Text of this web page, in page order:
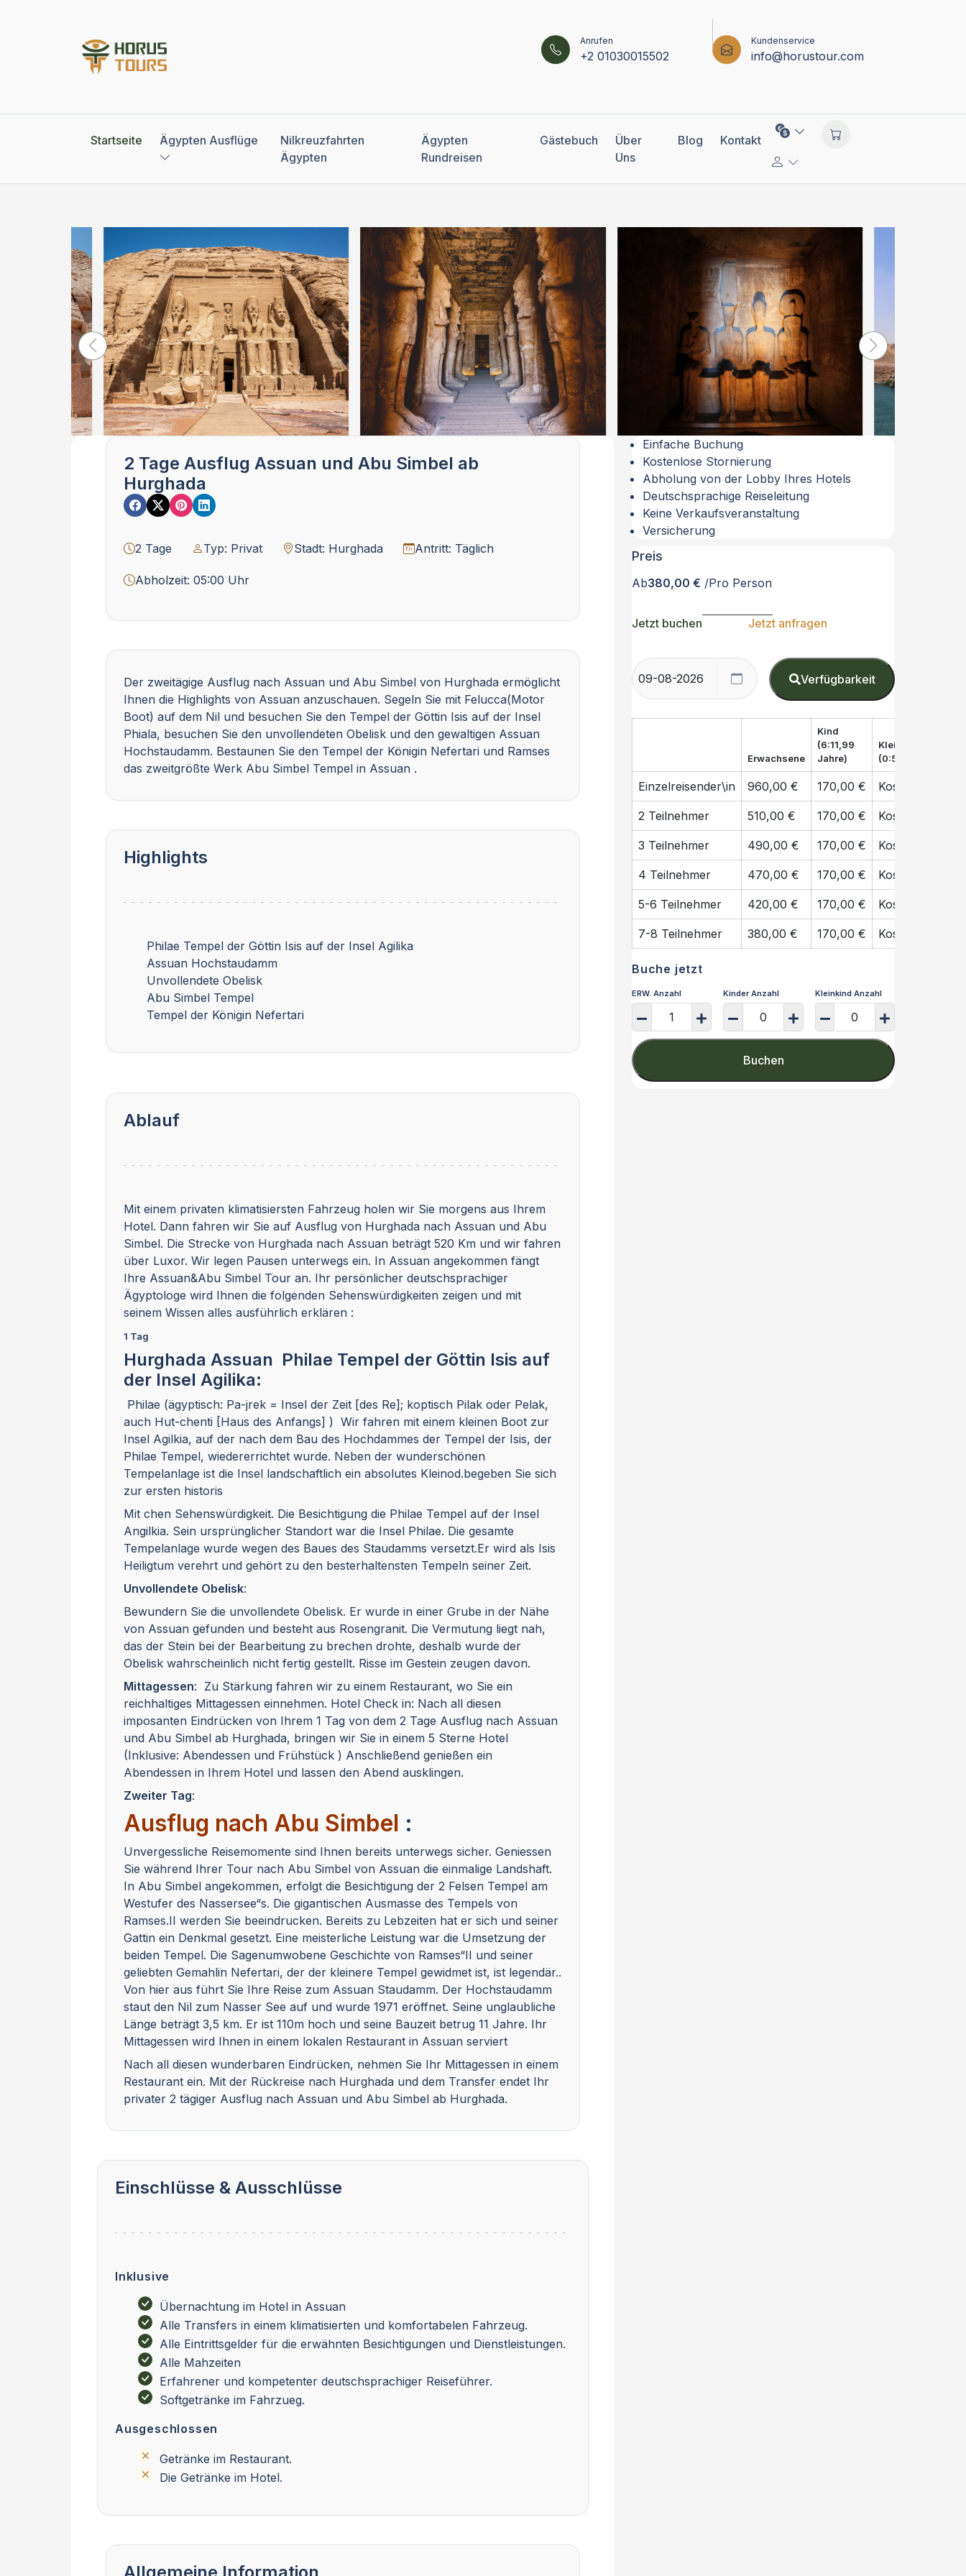
Anrufen
+2 01030015502
Kundenservice
info@horustour.com
Startseite Ägypten Ausflüge
Nilkreuzfahrten
Ägypten
Ägypten
Rundreisen
Gästebuch
Über
Uns
Blog Kontakt
2 Tage Ausflug Assuan und Abu Simbel ab
Hurghada
2 Tage Typ: Privat Stadt: Hurghada Antritt: Täglich
Abholzeit: 05:00 Uhr
Der zweitägige Ausflug nach Assuan und Abu Simbel von Hurghada ermöglicht
Ihnen die Highlights von Assuan anzuschauen. Segeln Sie mit Felucca(Motor
Boot) auf dem Nil und besuchen Sie den Tempel der Göttin Isis auf der Insel
Phiala, besuchen Sie den unvollendeten Obelisk und den gewaltigen Assuan
Hochstaudamm. Bestaunen Sie den Tempel der Königin Nefertari und Ramses
das zweitgrößte Werk Abu Simbel Tempel in Assuan .
Highlights
Philae Tempel der Göttin Isis auf der Insel Agilika
Assuan Hochstaudamm
Unvollendete Obelisk
Abu Simbel Tempel
Tempel der Königin Nefertari
Ablauf
Mit einem privaten klimatisiersten Fahrzeug holen wir Sie morgens aus Ihrem
Hotel. Dann fahren wir Sie auf Ausflug von Hurghada nach Assuan und Abu
Simbel. Die Strecke von Hurghada nach Assuan beträgt 520 Km und wir fahren
über Luxor. Wir legen Pausen unterwegs ein. In Assuan angekommen fängt
Ihre Assuan&Abu Simbel Tour an. Ihr persönlicher deutschsprachiger
Ägyptologe wird Ihnen die folgenden Sehenswürdigkeiten zeigen und mit
seinem Wissen alles ausführlich erklären :
1 Tag
Hurghada Assuan Philae Tempel der Göttin Isis auf
der Insel Agilika:
Philae (ägyptisch: Pa-jrek = Insel der Zeit [des Re]; koptisch Pilak oder Pelak,
auch Hut-chenti [Haus des Anfangs] ) Wir fahren mit einem kleinen Boot zur
Insel Agilkia, auf der nach dem Bau des Hochdammes der Tempel der Isis, der
Philae Tempel, wiedererrichtet wurde. Neben der wunderschönen
Tempelanlage ist die Insel landschaftlich ein absolutes Kleinod.begeben Sie sich
zur ersten historis
Mit chen Sehenswürdigkeit. Die Besichtigung die Philae Tempel auf der Insel
Angilkia. Sein ursprünglicher Standort war die Insel Philae. Die gesamte
Tempelanlage wurde wegen des Baues des Staudamms versetzt.Er wird als Isis
Heiligtum verehrt und gehört zu den besterhaltensten Tempeln seiner Zeit.
Unvollendete Obelisk:
Bewundern Sie die unvollendete Obelisk. Er wurde in einer Grube in der Nähe
von Assuan gefunden und besteht aus Rosengranit. Die Vermutung liegt nah,
das der Stein bei der Bearbeitung zu brechen drohte, deshalb wurde der
Obelisk wahrscheinlich nicht fertig gestellt. Risse im Gestein zeugen davon.
Mittagessen: Zu Stärkung fahren wir zu einem Restaurant, wo Sie ein
reichhaltiges Mittagessen einnehmen. Hotel Check in: Nach all diesen
imposanten Eindrücken von Ihrem 1 Tag von dem 2 Tage Ausflug nach Assuan
und Abu Simbel ab Hurghada, bringen wir Sie in einem 5 Sterne Hotel
(Inklusive: Abendessen und Frühstück ) Anschließend genießen ein
Abendessen in Ihrem Hotel und lassen den Abend ausklingen.
Zweiter Tag:
Ausflug nach Abu Simbel :
Unvergessliche Reisemomente sind Ihnen bereits unterwegs sicher. Geniessen
Sie während Ihrer Tour nach Abu Simbel von Assuan die einmalige Landshaft.
In Abu Simbel angekommen, erfolgt die Besichtigung der 2 Felsen Tempel am
Westufer des Nassersee“s. Die gigantischen Ausmasse des Tempels von
Ramses.II werden Sie beeindrucken. Bereits zu Lebzeiten hat er sich und seiner
Gattin ein Denkmal gesetzt. Eine meisterliche Leistung war die Umsetzung der
beiden Tempel. Die Sagenumwobene Geschichte von Ramses“II und seiner
geliebten Gemahlin Nefertari, der der kleinere Tempel gewidmet ist, ist legendär..
Von hier aus führt Sie Ihre Reise zum Assuan Staudamm. Der Hochstaudamm
staut den Nil zum Nasser See auf und wurde 1971 eröffnet. Seine unglaubliche
Länge beträgt 3,5 km. Er ist 110m hoch und seine Bauzeit betrug 11 Jahre. Ihr
Mittagessen wird Ihnen in einem lokalen Restaurant in Assuan serviert
Nach all diesen wunderbaren Eindrücken, nehmen Sie Ihr Mittagessen in einem
Restaurant ein. Mit der Rückreise nach Hurghada und dem Transfer endet Ihr
privater 2 tägiger Ausflug nach Assuan und Abu Simbel ab Hurghada.
Einschlüsse & Ausschlüsse
Inklusive
Übernachtung im Hotel in Assuan
Alle Transfers in einem klimatisierten und komfortabelen Fahrzeug.
Alle Eintrittsgelder für die erwähnten Besichtigungen und Dienstleistungen.
Alle Mahzeiten
Erfahrener und kompetenter deutschsprachiger Reiseführer.
Softgetränke im Fahrzueg.
Ausgeschlossen
Getränke im Restaurant.
Die Getränke im Hotel.
Allgemeine Information
Einfache Buchung
Kostenlose Stornierung
Abholung von der Lobby Ihres Hotels
Deutschsprachige Reiseleitung
Keine Verkaufsveranstaltung
Versicherung
Preis
Ab380,00 € /Pro Person
Jetzt buchen Jetzt anfragen
Verfügbarkeit
Erwachsene
Kind
(6:11,99
Jahre)
Kleinkind
(0:5 Jahre)
Einzelreisender\in 960,00 € 170,00 € Kostenfrei
2 Teilnehmer 510,00 € 170,00 € Kostenfrei
3 Teilnehmer 490,00 € 170,00 € Kostenfrei
4 Teilnehmer 470,00 € 170,00 € Kostenfrei
5-6 Teilnehmer 420,00 € 170,00 € Kostenfrei
7-8 Teilnehmer 380,00 € 170,00 € Kostenfrei
Buche jetzt
ERW. Anzahl Kinder Anzahl Kleinkind Anzahl
Buchen